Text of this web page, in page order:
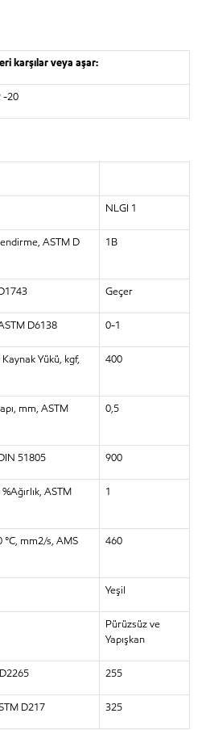
karşılar veya aşar:
-20
NLGI 1
ASTM D
1B
Geçer
D6138 0-1
Kaynak Yükü, kgf,
400
mm, ASTM
0,5
51805 900
ASTM
1
°C, mm2/s, AMS
460
Yeşil
Pürüzsüz ve
Yapışkan
255
D217 325